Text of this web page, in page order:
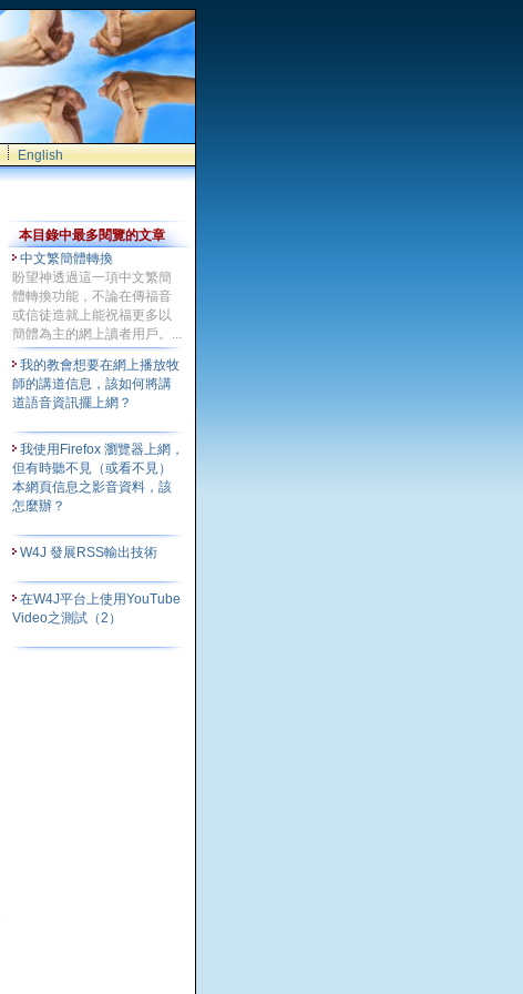
English
本目錄中最多閱覽的文章
中文繁簡體轉換
盼望神透過這一項中文繁簡
體轉換功能，不論在傳福音
或信徒造就上能祝福更多以
簡體為主的網上讀者用戶。...
我的教會想要在網上播放牧
師的講道信息，該如何將講
道語音資訊擺上網？
我使用Firefox 瀏覽器上網，
但有時聽不見（或看不見）
本網頁信息之影音資料，該
怎麼辦？
W4J 發展RSS輸出技術
在W4J平台上使用YouTube
Video之測試（2）